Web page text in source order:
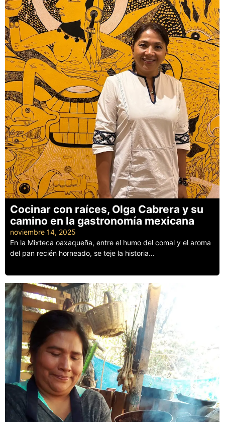
Cocinar con raíces, Olga Cabrera y su
camino en la gastronomía mexicana
noviembre 14, 2025
En la Mixteca oaxaqueña, entre el humo del comal y el aroma
del pan recién horneado, se teje la historia...